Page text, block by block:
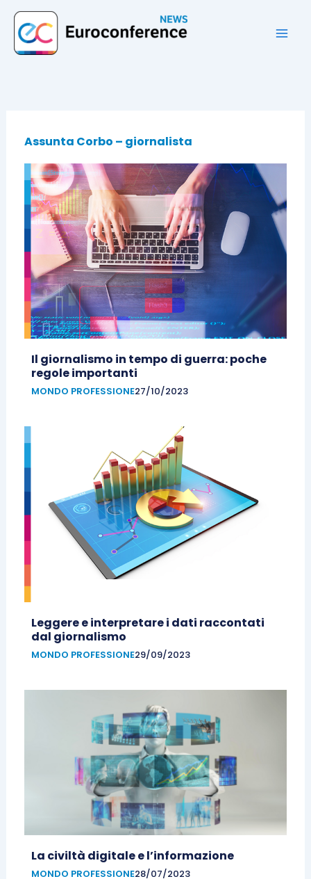
contenuto
Assunta Corbo – giornalista
Il giornalismo in tempo di guerra: poche
regole importanti
MONDO PROFESSIONE27/10/2023
Leggere e interpretare i dati raccontati
dal giornalismo
MONDO PROFESSIONE29/09/2023
La civiltà digitale e l’informazione
MONDO PROFESSIONE28/07/2023
Pagina
Pagina